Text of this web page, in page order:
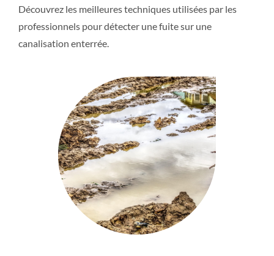
Découvrez les meilleures techniques utilisées par les
professionnels pour détecter une fuite sur une
canalisation enterrée.